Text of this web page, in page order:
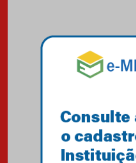
Mackenzie
solidária
Minas Gerais
Primeiro
27.02.2026